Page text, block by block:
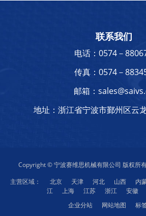
联系我们
电话：0574－
传真：0574－
邮箱：
地址：浙江省宁波市鄞州区云
Copyright © 宁波赛维思机械有限公司 版权所
主营区域：
北京 天津 河北 山西 内
江
上海 江苏 浙江 安徽
企业分站
网站地图 标